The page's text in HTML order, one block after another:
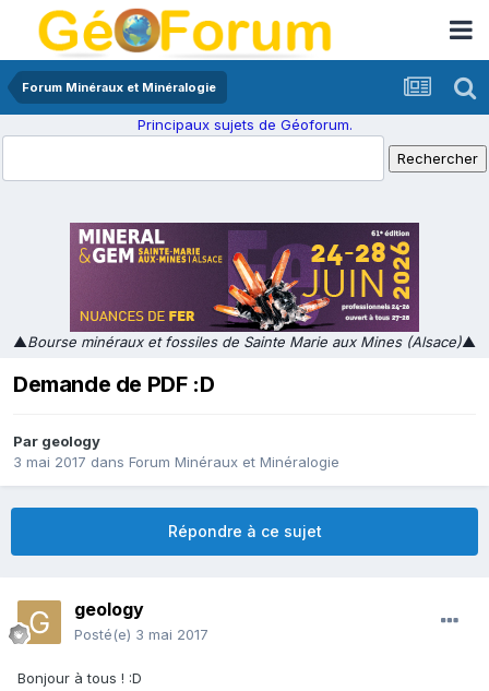
Forum Minéraux et Minéralogie
Principaux sujets de Géoforum.
▲Bourse minéraux et fossiles de Sainte Marie aux Mines (Alsace)▲
Demande de PDF :D
Par geology
3 mai 2017 dans Forum Minéraux et Minéralogie
Répondre à ce sujet
geology
Posté(e) 3 mai 2017
Bonjour à tous ! :D